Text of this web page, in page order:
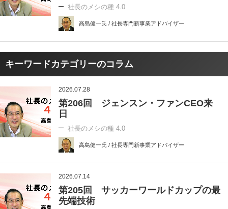
社長のメシの種 4.0
高島健一氏 / 社長専門新事業アドバイザー
キーワードカテゴリーのコラム
2026.07.28
第206回 ジェンスン・ファンCEO来
日
社長のメシの種 4.0
高島健一氏 / 社長専門新事業アドバイザー
2026.07.14
第205回 サッカーワールドカップの最
先端技術